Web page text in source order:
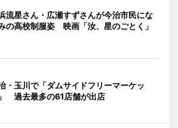
流星さん・広瀬すずさんが今治市民にな
の高校制服姿 映画「汝、星のごとく」
・玉川で「ダムサイドフリーマーケッ
過去最多の61店舗が出店